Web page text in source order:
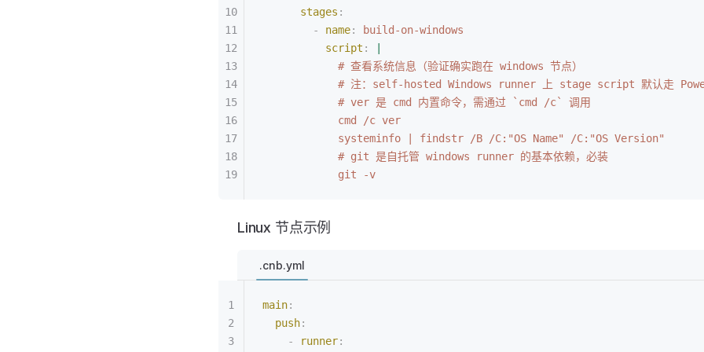
      stages
:
        -
name:
build-on-windows
          script
:
            # 查看系统信息（验证确实跑在 windows 节点）
# 注：self-hosted Windows runner 上 stage script 默认走
            # ver 是 cmd 内置命令，需通过 `cmd /c` 调用
            cmd /c ver
            systeminfo | findstr /B /C:"OS Name" /C:"OS Version"
            # git 是自托管 windows runner 的基本依赖，必装
            git -v
Linux 节点示例
.cnb.yml
main:
  push
:
    -
runner: